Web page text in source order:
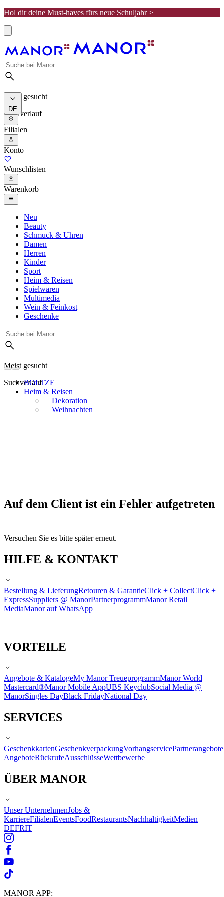
Hol dir deine Must-haves fürs neue Schuljahr >
Meist gesucht
Suchverlauf
DE
Filialen
Konto
Wunschlisten
Warenkorb
Neu
Beauty
Schmuck & Uhren
Damen
Herren
Kinder
Sport
Heim & Reisen
Spielwaren
Multimedia
Wein & Feinkost
Geschenke
Meist gesucht
Suchverlauf
BOLTZE
Heim & Reisen
Dekoration
Weihnachten
Auf dem Client ist ein Fehler aufgetreten
Versuchen Sie es bitte später erneut.
HILFE & KONTAKT
Bestellung & LieferungRetouren & GarantieClick + CollectClick +
ExpressSuppliers @ ManorPartnerprogrammManor Retail
MediaManor auf WhatsApp
VORTEILE
Angebote & KatalogeMy Manor TreueprogrammManor World
Mastercard®Manor Mobile AppUBS KeyclubSocial Media @
ManorSingles DayBlack FridayNational Day
SERVICES
GeschenkkartenGeschenkverpackungVorhangservicePartnerangebote
AngeboteRückrufeAusschlüsseWettbewerbe
ÜBER MANOR
Unser UnternehmenJobs &
KarriereFilialenEventsFoodRestaurantsNachhaltigkeitMedien
DEFRIT
MANOR APP: